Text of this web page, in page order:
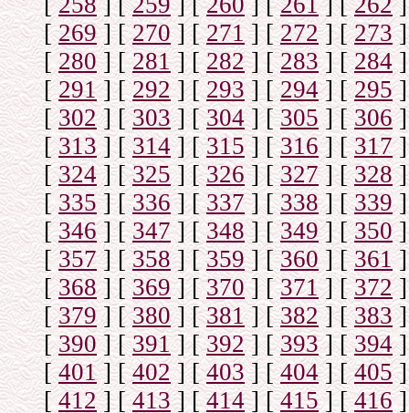
[269] [270] [271] [272] [273]
[ 280] [281] [282] [283] [284]
[291] [292] [293] [294] [295]
[302] [303] [304] [305] [ 306]
[313] [314] [315] [316] [317]
[324] [325] [326] [327] [328]
[335] [336] [337] [338] [339]
[346] [347] [348] [349] [350]
[357] [358] [359] [360] [ 361]
[368] [369] [370] [371] [372]
[379] [380] [381] [382] [383]
[390] [391] [392] [393] [394]
[401] [402] [403] [404] [405]
[412] [413] [414] [415] [416]